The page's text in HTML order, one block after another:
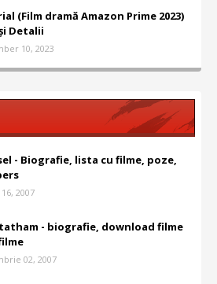
(Film dramă Amazon Prime 2023)
Detalii
10, 2023
- Biografie, lista cu filme, poze,
2007
- biografie, download filme
02, 2007